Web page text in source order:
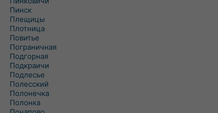
Пинск
Плещицы
Плотница
Повитье
Пограничная
Подгорная
Подкраичи
Подлесье
Полесский
Полонечка
Полонка